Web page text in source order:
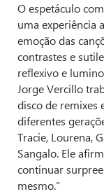
O espetáculo
uma experiência
emoção das
contrastes e
reflexivo e
Jorge Vercillo
disco de remixes
diferentes
Tracie, Lourena,
Sangalo. Ele
continuar
mesmo.”